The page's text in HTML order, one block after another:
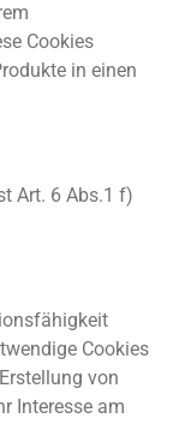
Cookies
in einen
Art. 6 Abs.1 f)
Cookies
von
Interesse am